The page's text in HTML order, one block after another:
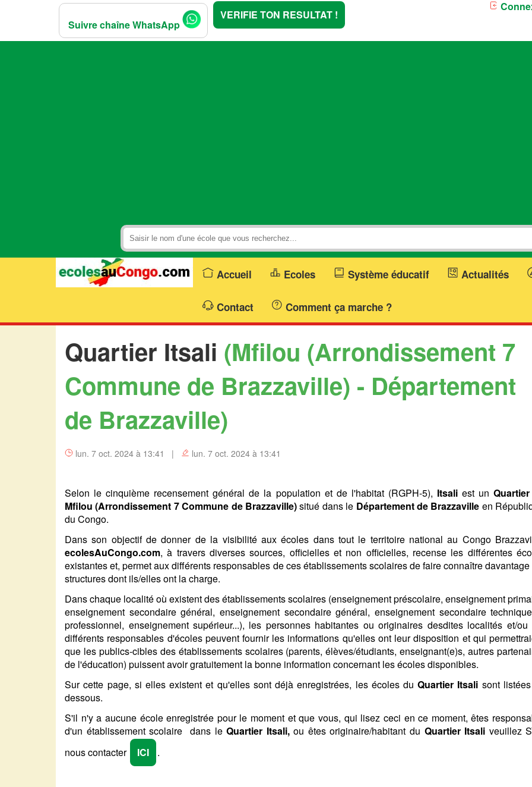
Suivre chaîne WhatsApp
VERIFIE TON RESULTAT !
Accueil Ecoles Système éducatif Actualités
Contact Comment ça marche ?
Quartier Itsali (Mfilou (Arrondissement 7
Commune de Brazzaville) - Département
de Brazzaville)
lun. 7 oct. 2024 à 13:41 | lun. 7 oct. 2024 à 13:41
Selon le cinquième recensement général de la population et de l'habitat (RGPH-5), Itsaliest unQuartier
Mfilou (Arrondissement 7 Commune de Brazzaville)situé dans le Département de Brazzaville en
du Congo.
Dans son objectif de donner de la visibilité aux écoles dans tout le territoire national au Congo
ecolesAuCongo.com, à travers diverses sources, officielles et non officielles, recense les différentes
existantes et, permet aux différents responsables de ces établissements scolaires de faire connaître
structures dont ils/elles ont la charge.
Dans chaque localité où existent des établissements scolaires (enseignement préscolaire, enseignement
enseignement secondaire général, enseignement secondaire général, enseignement secondaire
professionnel, enseignement supérieur...), les personnes habitantes ou originaires desdites localités et/ou
différents responsables d'écoles peuvent fournir les informations qu'elles ont leur disposition et qui
que les publics-cibles des établissements scolaires (parents, élèves/étudiants, enseignant(e)s, autres
de l'éducation) puissent avoir gratuitement la bonne information concernant les écoles disponibles.
Sur cette page, si elles existent et qu'elles sont déjà enregistrées, les écoles duQuartier Itsali sont
dessous.
S'il n'y a aucune école enregistrée pour le moment et que vous, qui lisez ceci en ce moment, êtes
d'un établissement scolaire dans leQuartier Itsali,ou êtes originaire/habitant du Quartier Itsali veuillez
nous contacter
ICI .